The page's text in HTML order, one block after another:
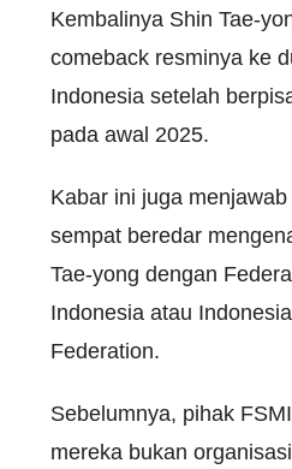
Kembalinya Shin Tae-
comeback resminya ke
Indonesia setelah
pada awal 2025.
Kabar ini juga
sempat beredar
Tae-yong dengan
Indonesia atau
Federation.
Sebelumnya, pihak
mereka bukan